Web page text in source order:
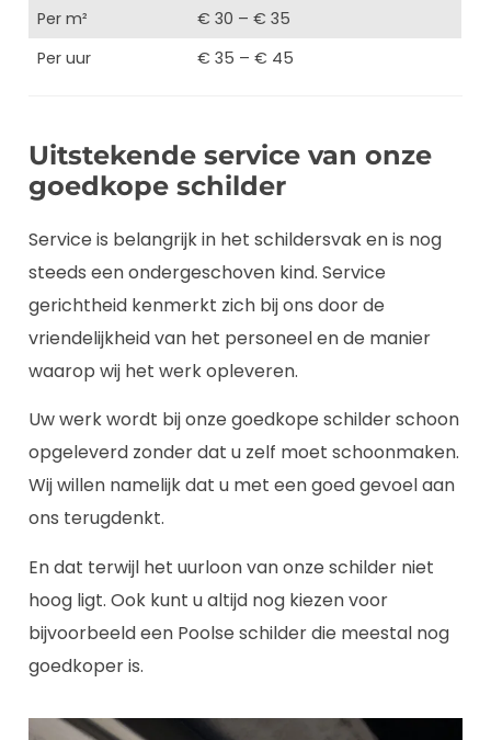
Per m²
€ 30 – € 35
Per uur
€ 35 – € 45
Uitstekende service van onze
goedkope schilder
Service is belangrijk in het schildersvak en is nog
steeds een ondergeschoven kind. Service
gerichtheid kenmerkt zich bij ons door de
vriendelijkheid van het personeel en de manier
waarop wij het werk opleveren.
Uw werk wordt bij onze goedkope schilder schoon
opgeleverd zonder dat u zelf moet schoonmaken.
Wij willen namelijk dat u met een goed gevoel aan
ons terugdenkt.
En dat terwijl het uurloon van onze schilder niet
hoog ligt. Ook kunt u altijd nog kiezen voor
bijvoorbeeld een Poolse schilder die meestal nog
goedkoper is.